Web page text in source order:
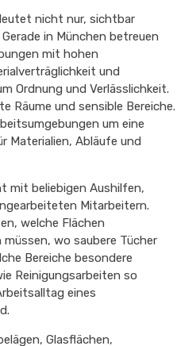
nicht nur, sichtbar
in München betreuen
mit hohen
und
Ordnung und Verlässlichkeit.
Räume und sensible Bereiche.
um eine
Materialien, Abläufe und
mit beliebigen Aushilfen,
Mitarbeitern.
welche Flächen
wo saubere Tücher
Bereiche besondere
Reinigungsarbeiten so
eines
Glasflächen,